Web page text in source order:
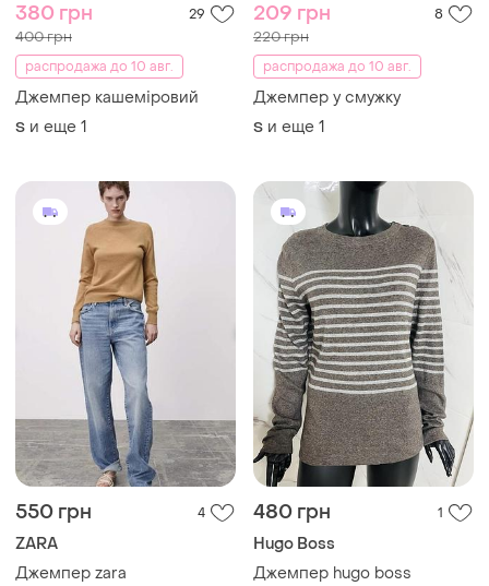
380 грн 29
400 грн
распродажа до 10 авг.
Джемпер кашеміровий
S и еще 1
209 грн 8
220 грн
распродажа до 10 авг.
Джемпер у смужку
S и еще 1
550 грн 4
ZARA
Джемпер zara
480 грн 1
Hugo Boss
Джемпер hugo boss